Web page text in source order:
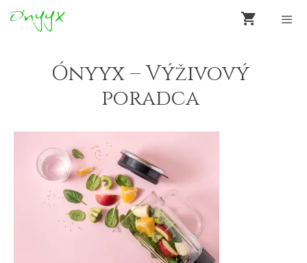
Preskočiť
na
Ónyyx – Výživový
poradca